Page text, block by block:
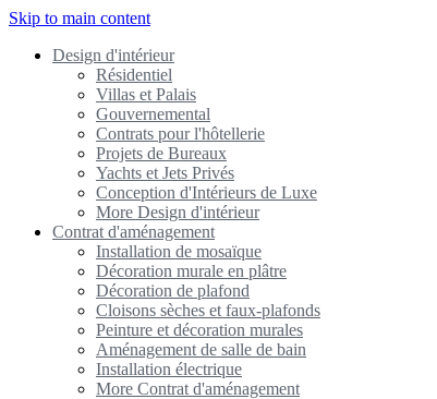
Skip to main content
Design d'intérieur
Résidentiel
Villas et Palais
Gouvernemental
Contrats pour l'hôtellerie
Projets de Bureaux
Yachts et Jets Privés
Conception d'Intérieurs de Luxe
More Design d'intérieur
Contrat d'aménagement
Installation de mosaïque
Décoration murale en plâtre
Décoration de plafond
Cloisons sèches et faux-plafonds
Peinture et décoration murales
Aménagement de salle de bain
Installation électrique
More Contrat d'aménagement